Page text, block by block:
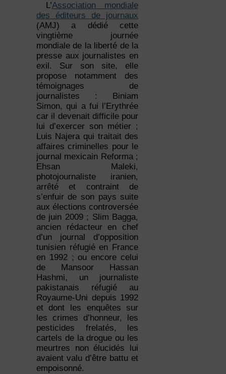
L’Association mondiale
des éditeurs de journaux
(AMJ) a dédié cette
vingtième journée
mondiale de la liberté de la
presse aux journalistes en
exil. Sur son site, elle
propose notamment des
témoignages de
journalistes : Biniam
Simon, qui a fui l’Erythrée
car il devenait difficile pour
lui d’exercer son métier ;
Luis Najera qui traitait des
affaires criminelles pour le
journal mexicain Reforma ;
Ehsan Maleki,
photojournaliste iranien,
arrêté et contraint de
s’enfuir de son pays suite
aux élections controversée
de juin 2009 ; Slim Bagga,
ancien rédacteur en chef
d’un journal d’opposition
tunisien réfugié en France
en 1992 ; ou encore celui
de Mansoor Hassan
Hashmi, un journaliste
pakistanais réfugié au
Royaume-Uni depuis 1992
et dont les enquêtes sur
les crimes d’honneur, les
pesticides frelatés, les
cartels de la drogue ou les
meurtres non élucidés lui
avaient valu d’être battu et
empoisonné.